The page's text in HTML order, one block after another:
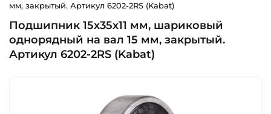
мм, закрытый. Артикул 6202-2RS (Kabat)
Подшипник 15х35х11 мм, шариковый
однорядный на вал 15 мм, закрытый.
Артикул 6202-2RS (Kabat)